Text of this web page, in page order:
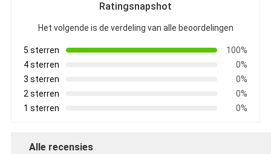
Ratingsnapshot
Het volgende is de verdeling van alle beoordelingen
5 sterren
100%
4 sterren
0%
3 sterren
0%
2 sterren
0%
1 sterren
0%
Alle recensies